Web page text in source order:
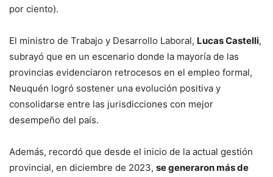
por ciento).
El ministro de Trabajo y Desarrollo Laboral, Lucas Castelli,
subrayó que en un escenario donde la mayoría de las
provincias evidenciaron retrocesos en el empleo formal,
Neuquén logró sostener una evolución positiva y
consolidarse entre las jurisdicciones con mejor
desempeño del país.
Además, recordó que desde el inicio de la actual gestión
provincial, en diciembre de 2023, se generaron más de